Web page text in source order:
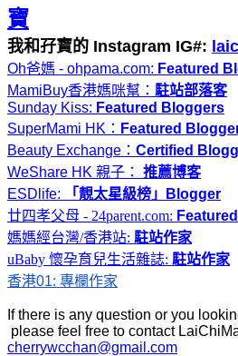
寶
我和孖寶的 Instagram IG#:
Oh爸媽 - ohpama.com: Featured
MamiBuy香港媽咪幫： 駐站部落客
Sunday Kiss: Featured Bloggers
SuperMami HK： Featured
Beauty Exchange： Certified
WeShare HK 親子： 推薦博客
ESDlife:
「靚太星級榜」Blogger
廿四孝父母 - 24parent.com:
媽媽經台灣/香港站: 駐站作家
uBaby 懷孕育兒生活雜誌: 駐站作家
香港01: 專欄作家
If there is any question or you
please feel free to contact
cherrywcchan@gmail.com